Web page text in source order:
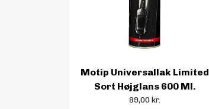
Motip Universallak Limited
Sort Højglans 600 Ml.
89,00 kr.